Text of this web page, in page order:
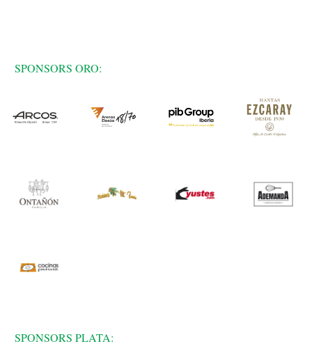
SPONSORS ORO:
SPONSORS PLATA: